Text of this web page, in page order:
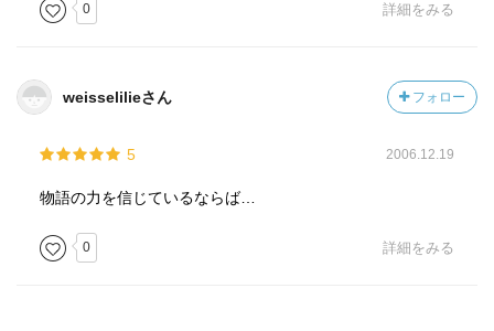
0 詳細をみる
weisselilieさん フォロー
5 2006.12.19
物語の力を信じているならば…
0 詳細をみる